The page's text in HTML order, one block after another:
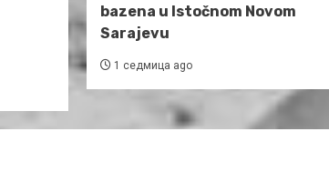
bazena u Istočnom Novom
Sarajevu
1 седмица ago